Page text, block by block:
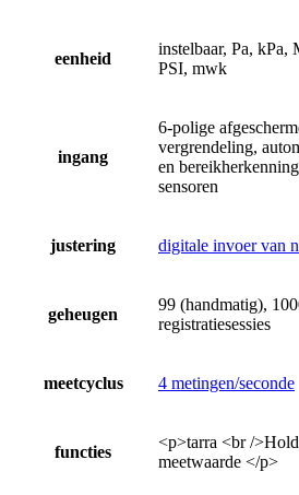
eenheid
instelbaar, Pa, kPa,
PSI, mwk
ingang
6-polige
vergrendeling,
en
sensoren
justering digitale invoer van
geheugen
99 (handmatig),
registratiesessies
meetcyclus 4 metingen/seconde
functies
<p>tarra <br /
meetwaarde </p>